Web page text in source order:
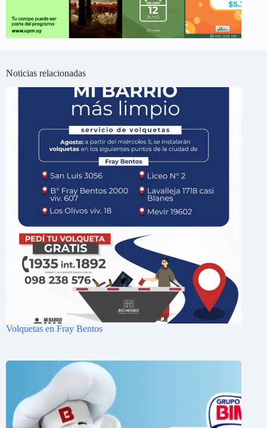
Noticias relacionadas
Volquetas en Fray Bentos